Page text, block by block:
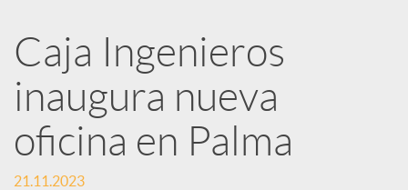
a
r
t
Caja Ingenieros
inaugura nueva
oficina en Palma
21.11.2023